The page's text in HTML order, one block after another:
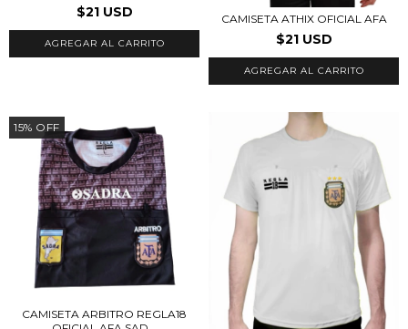
$21 USD
AGREGAR AL CARRITO
CAMISETA ATHIX OFICIAL AFA
$21 USD
AGREGAR AL CARRITO
15% OFF
CAMISETA ARBITRO REGLA18